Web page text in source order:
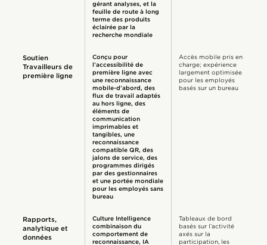
gérant analyses, et la
feuille de route à long
terme des produits
éclairée par la
recherche mondiale
Soutien
Travailleurs de
première ligne
Conçu pour
l’accessibilité de
première ligne avec
une reconnaissance
mobile-d’abord, des
flux de travail adaptés
au hors ligne, des
éléments de
communication
imprimables et
tangibles, une
reconnaissance
compatible QR, des
jalons de service, des
programmes dirigés
par des gestionnaires
et une portée mondiale
pour les employés sans
bureau
Accès mobile pris en
charge; expérience
largement optimisée
pour les employés
basés sur un bureau
Rapports,
analytique et
données
Culture Intelligence
combinaison du
comportement de
reconnaissance, IA
Tableaux de bord
basés sur l’activité
axés sur la
participation, les